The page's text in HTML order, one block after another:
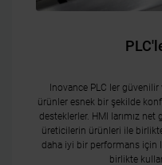
Inovance PLC ler güvenilir
ürünler esnek bir şekilde
desteklerler. HMI larımız net
üreticilerin ürünleri ile
daha iyi bir performans için
birlikte